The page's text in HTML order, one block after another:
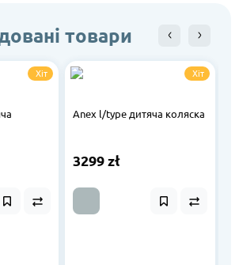
товари
Хіт Хіт
Anex l/type дитяча коляска
3299 zł